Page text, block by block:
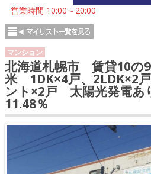
営業時間 10:00～20:00
マンション
北海道札幌市 賃貸10の
米 1DK×4戸、2LDK×2
ント×2戸 太陽光発電あ
11.48％